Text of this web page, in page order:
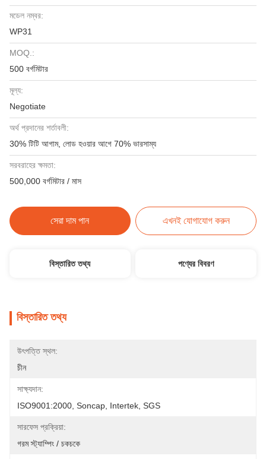
মডেল নম্বর:
WP31
MOQ.:
500 বর্গমিটার
মূল্য:
Negotiate
অর্থ প্রদানের শর্তাবলী:
30% টিটি আগাম, লোড হওয়ার আগে 70% ভারসাম্য
সরবরাহের ক্ষমতা:
500,000 বর্গমিটার / মাস
সেরা দাম পান এখনই যোগাযোগ করুন
বিস্তারিত তথ্য পণ্যের বিবরণ
বিস্তারিত তথ্য
উৎপত্তি স্থল:
চীন
সাক্ষ্যদান:
ISO9001:2000, Soncap, Intertek, SGS
সারফেস প্রক্রিয়া:
গরম স্ট্যাম্পিং / চকচকে